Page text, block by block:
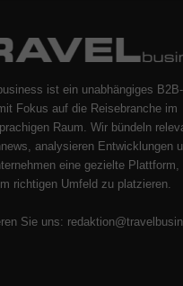
ist ein unabhängiges B2B-
Fokus auf die Reisebranche im
Raum. Wir bündeln
analysieren Entwicklungen
eine gezielte Plattform,
richtigen Umfeld zu platzieren.
Sie uns: